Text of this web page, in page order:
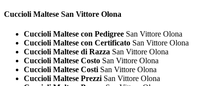
Cuccioli Maltese San Vittore Olona
Cuccioli Maltese con Pedigree San Vittore Olona
Cuccioli Maltese con Certificato San Vittore Olona
Cuccioli Maltese di Razza San Vittore Olona
Cuccioli Maltese Costo San Vittore Olona
Cuccioli Maltese Costi San Vittore Olona
Cuccioli Maltese Prezzi San Vittore Olona